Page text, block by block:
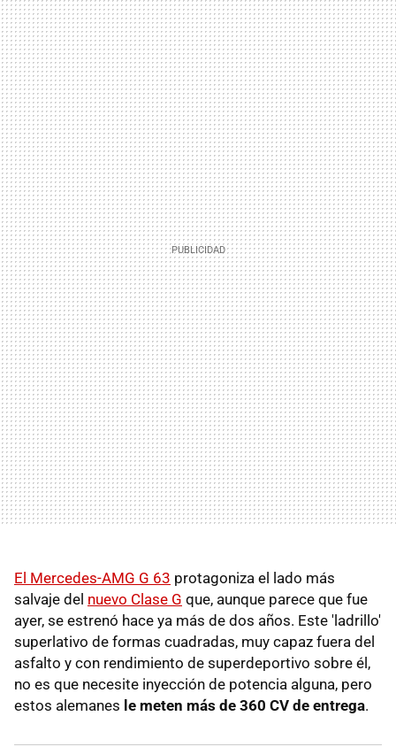
El Mercedes-AMG G 63 protagoniza el lado más
salvaje del nuevo Clase G que, aunque parece que fue
ayer, se estrenó hace ya más de dos años. Este 'ladrillo'
superlativo de formas cuadradas, muy capaz fuera del
asfalto y con rendimiento de superdeportivo sobre él,
no es que necesite inyección de potencia alguna, pero
estos alemanes le meten más de 360 CV de entrega.